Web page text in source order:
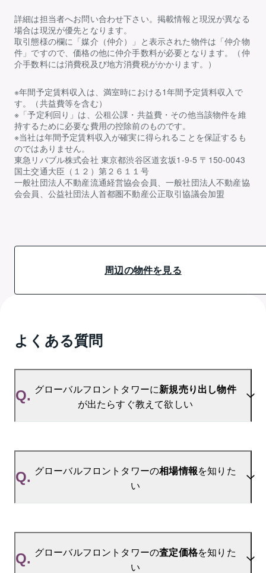
詳細は担当者へお問い合わせ下さい。掲載情報と現況が異なる
場合は現況が優先となります。
取引態様の欄に「媒介（仲介）」と表示された物件は「仲介物
件」ですので、価格の他に仲介手数料が必要となります。（仲
介手数料には消費税及び地方消費税がかかります。）
※年間予定賃料収入は、満室時における1年間予定賃料収入で
す。（共益費等を含む）
※「予定利回り」は、公租公課・共益費・その他当該物件を維
持するために必要な費用の控除前のものです。
※当社は年間予定賃料収入が確実に得られることを保証するも
のではありません。
東急リバブル株式会社 東京都渋谷区道玄坂1-9-5 〒150-0043
国土交通大臣（１２）第２６１１号
一般社団法人不動産流通経営協会会員、一般社団法人不動産協
会会員、公益社団法人首都圏不動産公正取引協議会加盟
周辺の物件を見る
よくある質問
Q. グローバルフロントタワーに新規売り出し物件
が出たらすぐ教えて欲しい
A.当サイトには、「売り出されたら教えて」リクエス
ト機能がございます。お気に入りのマンションをご
登録いただきますと、新着情報をいち早くお届けし
Q. グローバルフロントタワーの相場情報を知りた
い
A.参考相場価格、参考相場賃料を掲載しております。
グローバルフロントタワーの過去の販売事例や、周
辺の販売実績からAIが算出した数値です。ご希望の
Q. グローバルフロントタワーの査定価格を知りた
い